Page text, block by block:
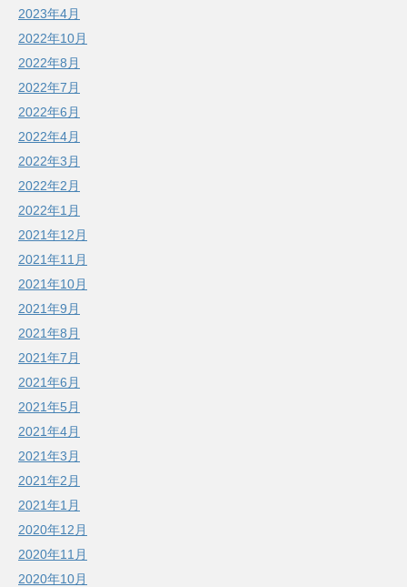
2023年4月
2022年10月
2022年8月
2022年7月
2022年6月
2022年4月
2022年3月
2022年2月
2022年1月
2021年12月
2021年11月
2021年10月
2021年9月
2021年8月
2021年7月
2021年6月
2021年5月
2021年4月
2021年3月
2021年2月
2021年1月
2020年12月
2020年11月
2020年10月